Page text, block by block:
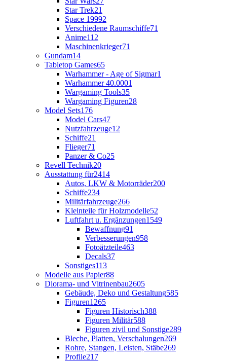
Star Trek21
Space 19992
Verschiedene Raumschiffe71
Anime112
Maschinenkrieger71
Gundam14
Tabletop Games65
Warhammer - Age of Sigmar1
Warhammer 40.0001
Wargaming Tools35
Wargaming Figuren28
Model Sets176
Model Cars47
Nutzfahrzeuge12
Schiffe21
Flieger71
Panzer & Co25
Revell Technik20
Ausstattung für2414
Autos, LKW & Motorräder200
Schiffe234
Militärfahrzeuge266
Kleinteile für Holzmodelle52
Luftfahrt u. Ergänzungen1549
Bewaffnung91
Verbesserungen958
Fotoätzteile463
Decals37
Sonstiges113
Modelle aus Papier88
Diorama- und Vitrinenbau2605
Gebäude, Deko und Gestaltung585
Figuren1265
Figuren Historisch388
Figuren Militär588
Figuren zivil und Sonstige289
Bleche, Platten, Verschalungen269
Rohre, Stangen, Leisten, Stäbe269
Profile217